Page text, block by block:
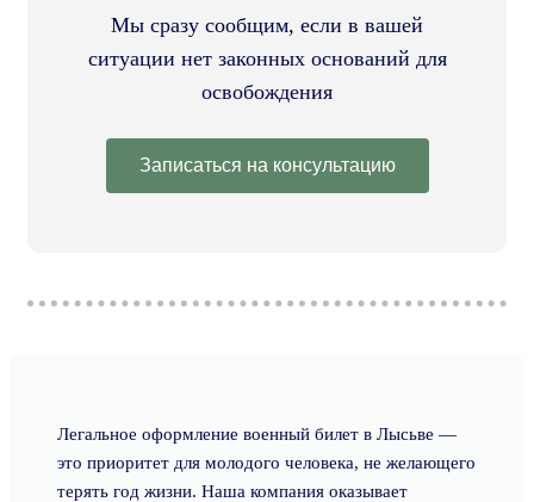
Мы сразу сообщим, если в вашей
ситуации нет законных оснований для
освобождения
Записаться на консультацию
Легальное оформление военный билет в Лысьве —
это приоритет для молодого человека, не желающего
терять год жизни. Наша компания оказывает